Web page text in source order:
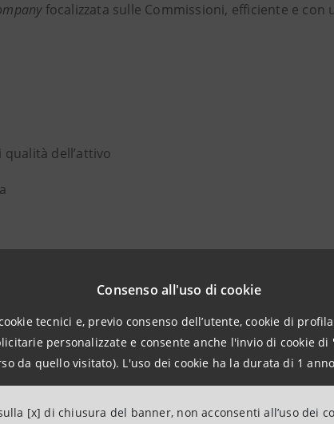
Consenso all'uso di cookie
tecnici e, previo consenso dell’utente, cookie di
personalizzate e consente anche l'invio di cookie
da quello visitato). L'uso dei cookie ha la durata di 1
[x] di chiusura del banner, non acconsenti all’uso dei
focalizzata sulle Commissioni, efficiente e
dell’attivo
quota di mercato del 22% nei depositi e 18% nei
di raggiungerli